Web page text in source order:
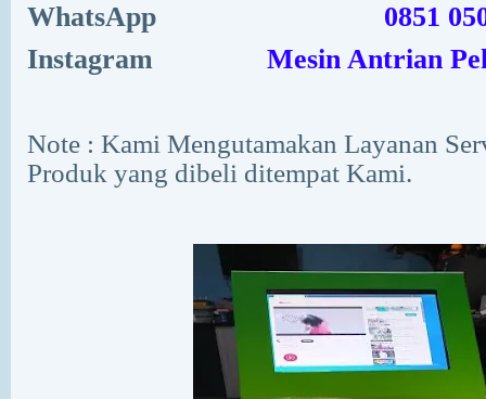
WhatsApp
0851
Instagram
Mesin Antrian
Note : Kami Mengutamakan Layanan
Produk yang dibeli ditempat Kami.